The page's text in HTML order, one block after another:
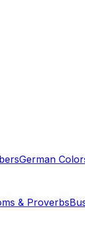
German
& Proverbs